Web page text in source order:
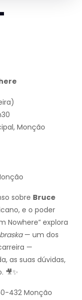
Monção
sobre Bruce
e o poder
Nowhere” explora
— um dos
—
as suas dúvidas,
🎥✨
432 Monção